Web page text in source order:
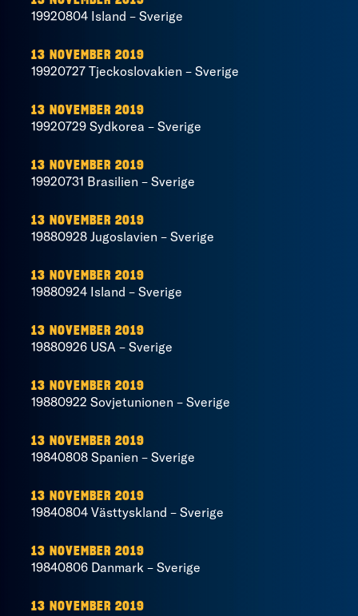
19920804 Island – Sverige
13 NOVEMBER 2019
19920727 Tjeckoslovakien – Sverige
13 NOVEMBER 2019
19920729 Sydkorea – Sverige
13 NOVEMBER 2019
19920731 Brasilien – Sverige
13 NOVEMBER 2019
19880928 Jugoslavien – Sverige
13 NOVEMBER 2019
19880924 Island – Sverige
13 NOVEMBER 2019
19880926 USA – Sverige
13 NOVEMBER 2019
19880922 Sovjetunionen – Sverige
13 NOVEMBER 2019
19840808 Spanien – Sverige
13 NOVEMBER 2019
19840804 Västtyskland – Sverige
13 NOVEMBER 2019
19840806 Danmark – Sverige
13 NOVEMBER 2019